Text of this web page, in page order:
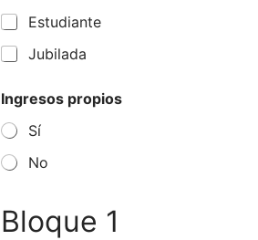
Estudiante
Jubilada
Ingresos propios
Sí
No
Bloque 1